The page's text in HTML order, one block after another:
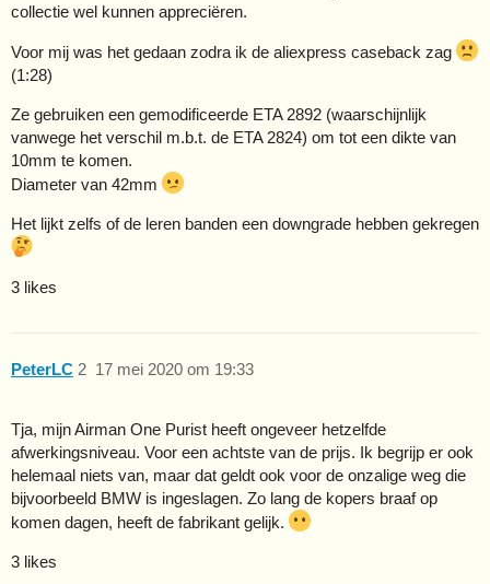
collectie wel kunnen appreciëren.
Voor mij was het gedaan zodra ik de aliexpress caseback zag
(1:28)
Ze gebruiken een gemodificeerde ETA 2892 (waarschijnlijk
vanwege het verschil m.b.t. de ETA 2824) om tot een dikte van
10mm te komen.
Diameter van 42mm
Het lijkt zelfs of de leren banden een downgrade hebben gekregen
3 likes
PeterLC 17 mei 2020 om 19:33
2
Tja, mijn Airman One Purist heeft ongeveer hetzelfde
afwerkingsniveau. Voor een achtste van de prijs. Ik begrijp er ook
helemaal niets van, maar dat geldt ook voor de onzalige weg die
bijvoorbeeld BMW is ingeslagen. Zo lang de kopers braaf op
komen dagen, heeft de fabrikant gelijk.
3 likes